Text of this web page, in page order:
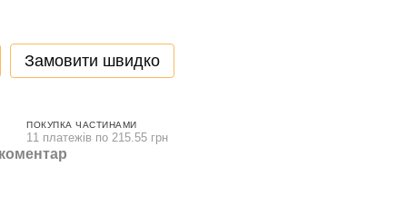
Замовити швидко
ПОКУПКА ЧАСТИНАМИ
11 платежів по 215.55 грн